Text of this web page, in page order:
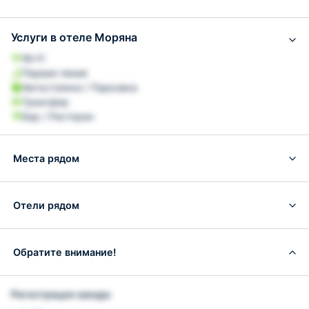
Услуги в отеле Моряна
Wi-Fi
Первая линия
Автостоянка / Парковка
Трансфер
Бар / Ресторан
Места рядом
Отели рядом
Обратите внимание!
Регистрация заезда: